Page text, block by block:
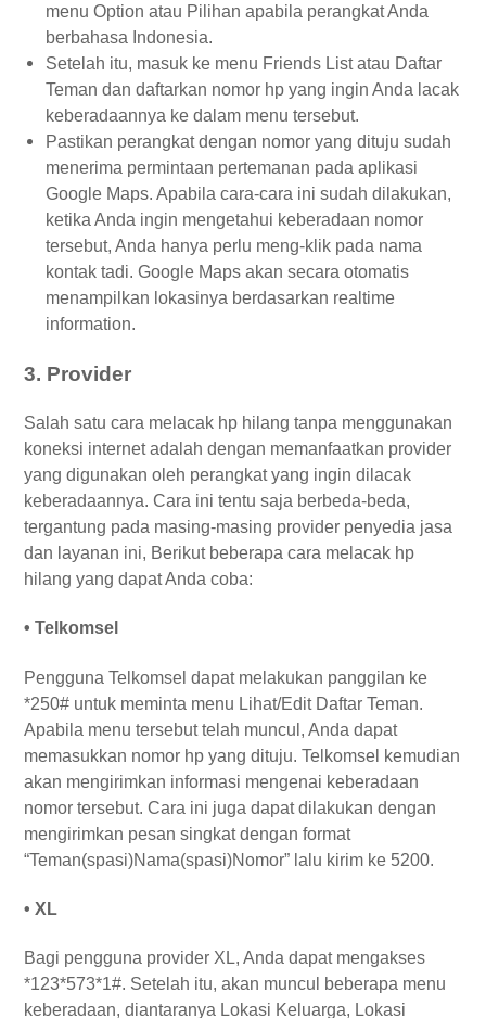
menu Option atau Pilihan apabila perangkat Anda
berbahasa Indonesia.
Setelah itu, masuk ke menu Friends List atau Daftar
Teman dan daftarkan nomor hp yang ingin Anda lacak
keberadaannya ke dalam menu tersebut.
Pastikan perangkat dengan nomor yang dituju sudah
menerima permintaan pertemanan pada aplikasi
Google Maps. Apabila cara-cara ini sudah dilakukan,
ketika Anda ingin mengetahui keberadaan nomor
tersebut, Anda hanya perlu meng-klik pada nama
kontak tadi. Google Maps akan secara otomatis
menampilkan lokasinya berdasarkan realtime
information.
3. Provider
Salah satu cara melacak hp hilang tanpa menggunakan
koneksi internet adalah dengan memanfaatkan provider
yang digunakan oleh perangkat yang ingin dilacak
keberadaannya. Cara ini tentu saja berbeda-beda,
tergantung pada masing-masing provider penyedia jasa
dan layanan ini, Berikut beberapa cara melacak hp
hilang yang dapat Anda coba:
• Telkomsel
Pengguna Telkomsel dapat melakukan panggilan ke
*250# untuk meminta menu Lihat/Edit Daftar Teman.
Apabila menu tersebut telah muncul, Anda dapat
memasukkan nomor hp yang dituju. Telkomsel kemudian
akan mengirimkan informasi mengenai keberadaan
nomor tersebut. Cara ini juga dapat dilakukan dengan
mengirimkan pesan singkat dengan format
“Teman(spasi)Nama(spasi)Nomor” lalu kirim ke 5200.
• XL
Bagi pengguna provider XL, Anda dapat mengakses
*123*573*1#. Setelah itu, akan muncul beberapa menu
keberadaan, diantaranya Lokasi Keluarga, Lokasi